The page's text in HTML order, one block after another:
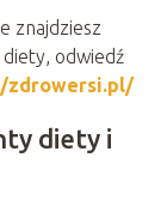
znajdziesz
odwiedź
zdrowersi.pl/
diety i